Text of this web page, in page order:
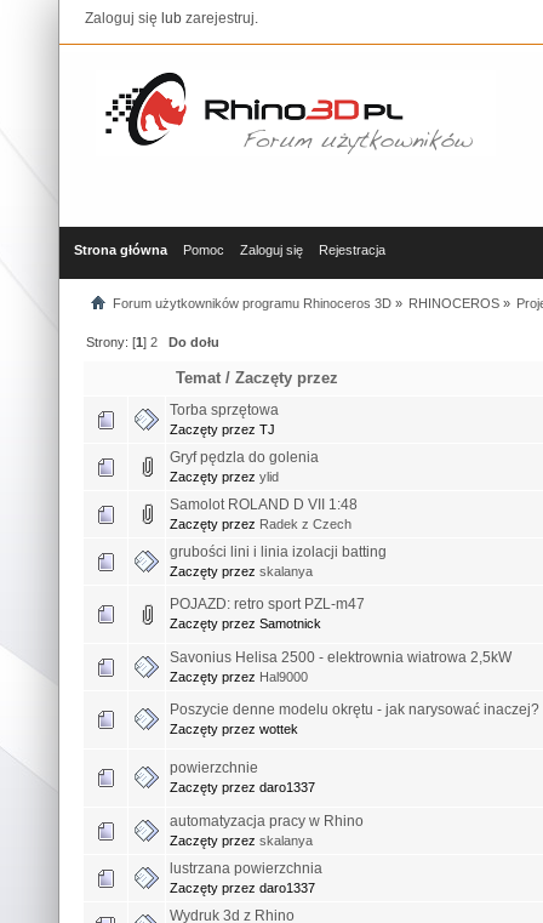
Zaloguj się lub zarejestruj.
Strona główna Pomoc Zaloguj się Rejestracja
Forum użytkowników programu Rhinoceros 3D» RHINOCEROS»
Strony: [1]2 Do dołu
Temat /Zaczęty przez
Torba sprzętowa
Zaczęty przez TJ
Gryf pędzla do golenia
Zaczęty przez ylid
Samolot ROLAND D VII 1:48
Zaczęty przez Radek z Czech
grubości lini i linia izolacji batting
Zaczęty przez skalanya
POJAZD: retro sport PZL-m47
Zaczęty przez Samotnick
Savonius Helisa 2500 - elektrownia wiatrowa 2,5kW
Zaczęty przez Hal9000
Poszycie denne modelu okrętu - jak narysować inaczej?
Zaczęty przez wottek
powierzchnie
Zaczęty przez daro1337
automatyzacja pracy w Rhino
Zaczęty przez skalanya
lustrzana powierzchnia
Zaczęty przez daro1337
Wydruk 3d z Rhino